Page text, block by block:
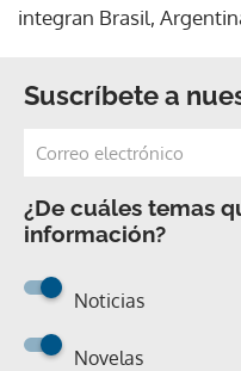
integran Brasil,
Suscríbete a
¿De cuáles temas
información?
Noticias
Novelas